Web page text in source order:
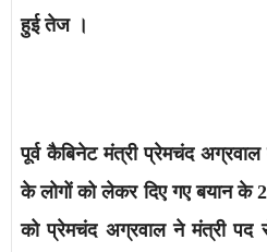
हुई तेज ।
पूर्व कैबिनेट मंत्री प्रेमचंद
के लोगों को लेकर दिए गए बयान के
को प्रेमचंद अग्रवाल ने मंत्री पद